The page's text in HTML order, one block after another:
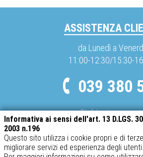
Informativa ai sensi dell'art. 13 D.LGS.
2003 n.196
Questo sito utilizza i cookie propri e di
migliorare servizi ed esperienza degli utenti.
ASSISTENZA
da Lunedì a
11:00-12:30/15:30-
039 380
Richieste urgenti
METODI DI